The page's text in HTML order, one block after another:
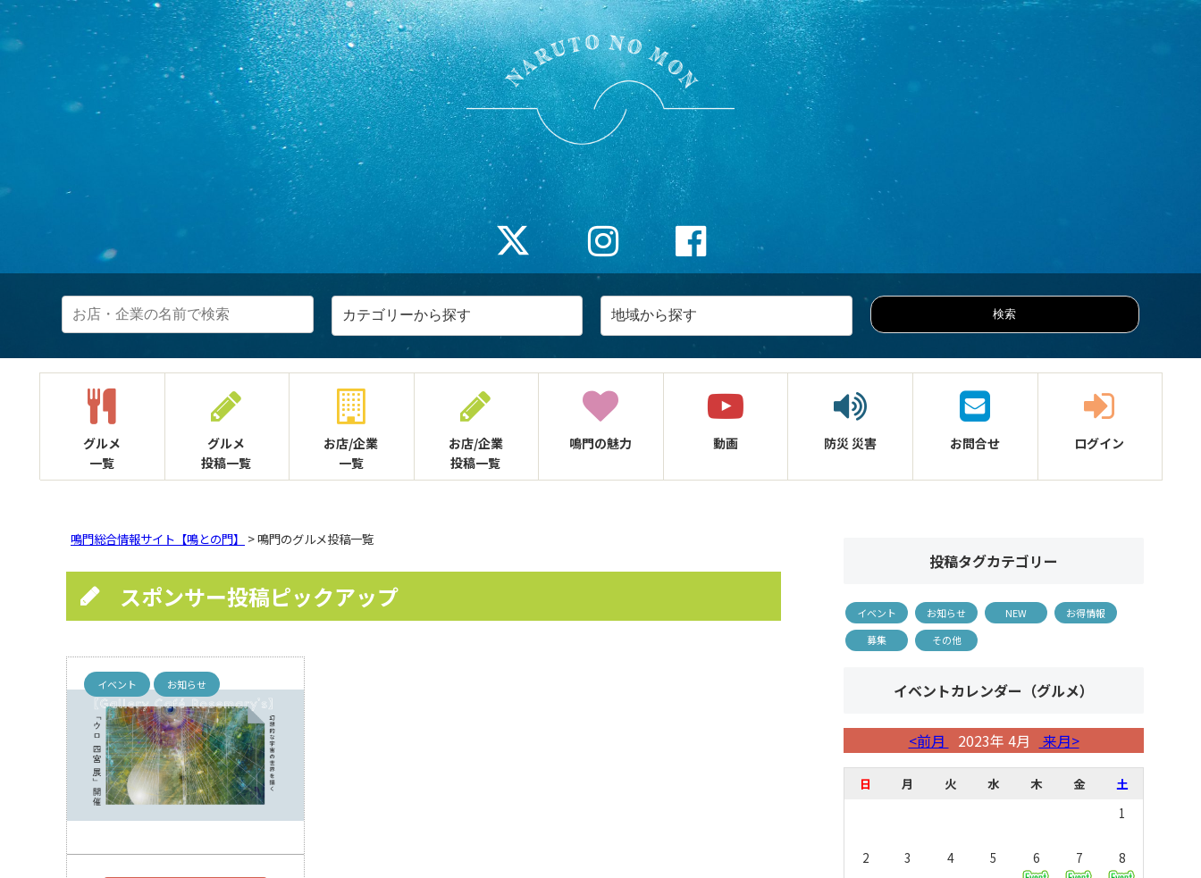
グルメ
一覧
グルメ
投稿一覧
お店/企業
一覧
お店/企業
投稿一覧
鳴門の魅力 動画 防災災害 お問合せ ログイン
鳴門総合情報サイト【鳴との門】 > 鳴門のグルメ投稿一覧
スポンサー投稿ピックアップ
イベント お知らせ
投稿タグカテゴリー
イベント お知らせ NEW
お得情報
募集
その他
イベントカレンダー（グルメ）
<前月 2023年 4月 来月>
日 月 火 水 木 金
土
1
2 3 4 5 6 7 8